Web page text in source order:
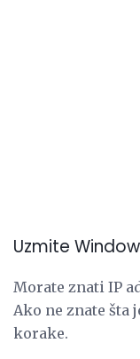
Uzmite
Morate znati IP
Ako ne znate šta
korake.